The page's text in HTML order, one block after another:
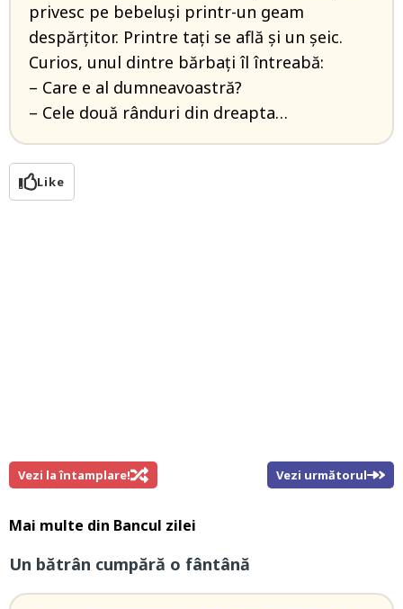
privesc pe bebeluși printr-un geam
despărțitor. Printre tați se află și un șeic.
Curios, unul dintre bărbați îl întreabă:
– Care e al dumneavoastră?
– Cele două rânduri din dreapta…
Like
Vezi la întamplare! Vezi următorul
Mai multe din Bancul zilei
Un bătrân cumpără o fântână